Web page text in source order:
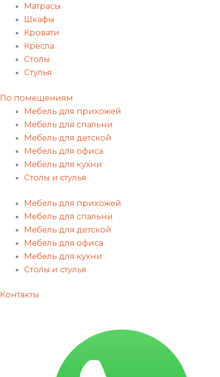
Матрасы
Шкафы
Кровати
Кресла
Столы
Стулья
По помещениям
Мебель для прихожей
Мебель для спальни
Мебель для детской
Мебель для офиса
Мебель для кухни
Столы и стулья
Мебель для прихожей
Мебель для спальни
Мебель для детской
Мебель для офиса
Мебель для кухни
Столы и стулья
Контакты